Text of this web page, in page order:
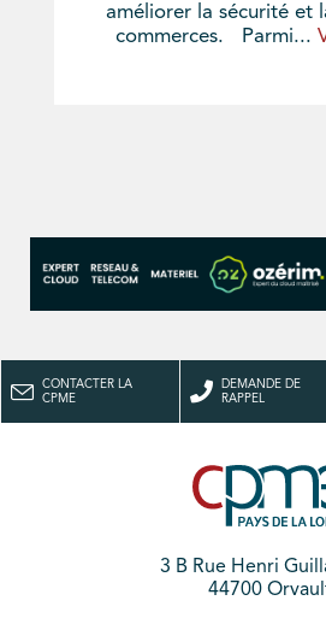
améliorer la sécurité et
commerces. Parmi...
CONTACTER LA
CPME
DEMANDE DE
RAPPEL
3 B Rue Henri
44700